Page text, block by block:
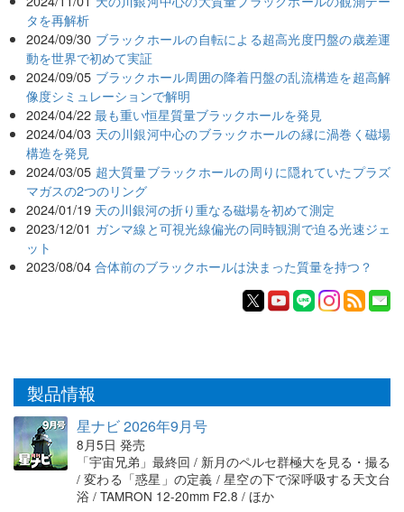
タを再解析
2024/09/30 ブラックホールの自転による超高光度円盤の歳差運
動を世界で初めて実証
2024/09/05 ブラックホール周囲の降着円盤の乱流構造を超高解
像度シミュレーションで解明
2024/04/22 最も重い恒星質量ブラックホールを発見
2024/04/03 天の川銀河中心のブラックホールの縁に渦巻く磁場
構造を発見
2024/03/05 超大質量ブラックホールの周りに隠れていたプラズ
マガスの2つのリング
2024/01/19 天の川銀河の折り重なる磁場を初めて測定
2023/12/01 ガンマ線と可視光線偏光の同時観測で迫る光速ジェ
ット
2023/08/04 合体前のブラックホールは決まった質量を持つ？
製品情報
星ナビ 2026年9月号
8月5日 発売
「宇宙兄弟」最終回 / 新月のペルセ群極大を見る・撮る
/ 変わる「惑星」の定義 / 星空の下で深呼吸する天文台
浴 / TAMRON 12-20mm F2.8 / ほか